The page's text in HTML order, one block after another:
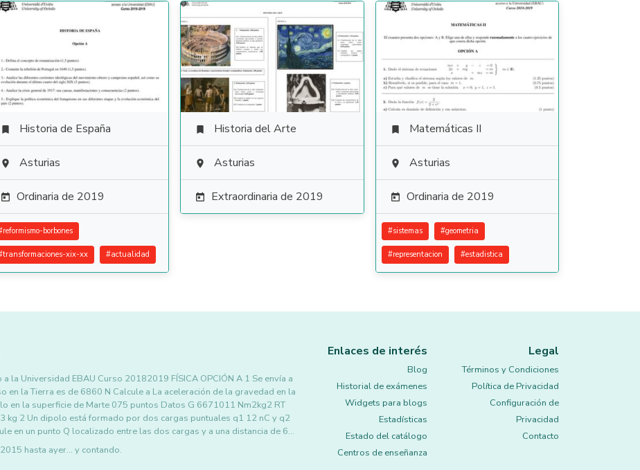
 Historia de España
 Asturias
 Ordinaria de 2019
reformismo-borbones
transformaciones-xix-xx #actualidad
 Historia del Arte
 Asturias
 Extraordinaria de 2019
 Matemáticas II
 Asturias
 Ordinaria de 2019
#sistemas #geometria
#representacion #estadistica
la Universidad EBAU Curso 20182019 FÍSICA OPCIÓN A 1 Se envía a
en la Tierra es de 6860 N Calcule a La aceleración de la gravedad en la
en la superficie de Marte 075 puntos Datos G 6671011 Nm2kg2 RT
kg 2 Un dipolo está formado por dos cargas puntuales q1 12 nC y q2
en un punto Q localizado entre las dos cargas y a una distancia de 6…
hasta ayer... y contando.
Enlaces de interés
Blog
Historial de exámenes
Widgets para blogs
Estadísticas
Estado del catálogo
Centros de enseñanza
Legal
Términos y Condiciones
Política de Privacidad
Configuración de
Privacidad
Contacto